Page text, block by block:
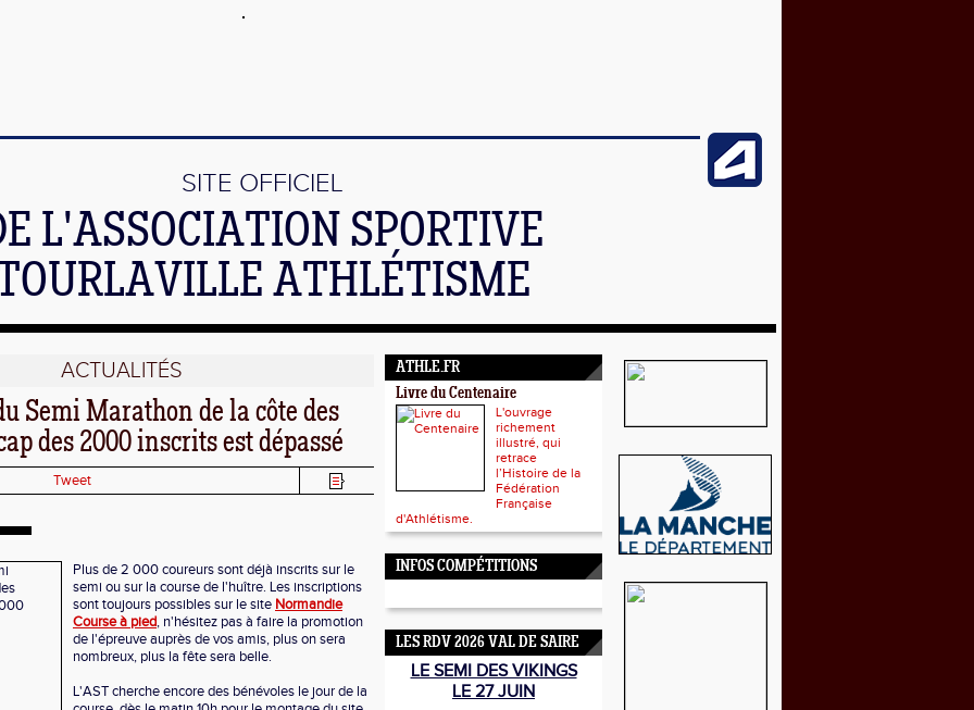
SITE OFFICIEL
L'ASSOCIATION SPORTIVE
ATHLÉTISME
ACTUALITÉS
Semi Marathon de la côte des
des 2000 inscrits est dépassé
Tweet
Plus de 2 000 coureurs sont déjà inscrits sur le
semi ou sur la course de l'huître. Les inscriptions
sont toujours possibles sur le site Normandie
Course à pied, n'hésitez pas à faire la promotion
de l'épreuve auprès de vos amis, plus on sera
nombreux, plus la fête sera belle.
L'AST cherche encore des bénévoles le jour de la
ATHLE.FR
Livre du Centenaire
L'ouvrage
richement
illustré, qui
retrace
l’Histoire de la
Fédération
Française
d'Athlétisme.
INFOS COMPÉTITIONS
LES RDV 2026 VAL DE SAIRE
LE SEMI DES VIKINGS
LE 27 JUIN